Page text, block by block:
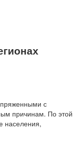
с
причинам. По этой
населения,